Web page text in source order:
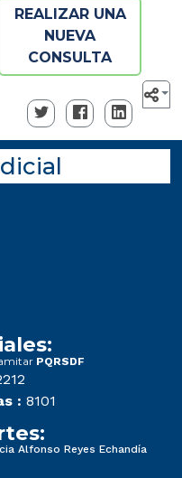
REALIZAR UNA
NUEVA
CONSULTA
PQRSDF
: 8101
Alfonso Reyes Echandía